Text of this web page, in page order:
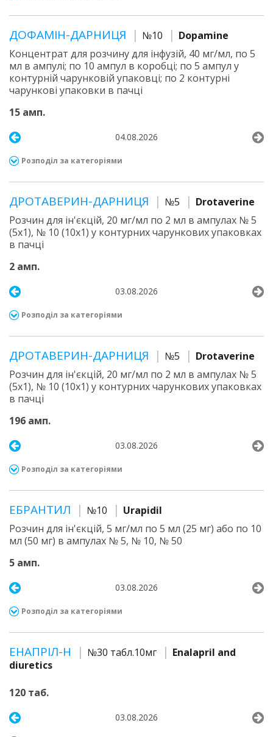
ДОФАМІН-ДАРНИЦЯ №10
Dopamine
Концентрат для розчину для інфузій, 40 мг/мл, по 5
мл в ампулі; по 10 ампул в коробці; по 5 ампул у
контурній чарунковій упаковці; по 2 контурні
чарункові упаковки в пачці
15 амп.
04.08.2026
Розподіл за категоріями
ДРОТАВЕРИН-ДАРНИЦЯ №5
Drotaverine
Розчин для ін'єкцій, 20 мг/мл по 2 мл в ампулах № 5
(5х1), № 10 (10х1) у контурних чарункових упаковках
в пачці
2 амп.
03.08.2026
Розподіл за категоріями
ДРОТАВЕРИН-ДАРНИЦЯ №5
Drotaverine
Розчин для ін'єкцій, 20 мг/мл по 2 мл в ампулах № 5
(5х1), № 10 (10х1) у контурних чарункових упаковках
в пачці
196 амп.
03.08.2026
Розподіл за категоріями
ЕБРАНТИЛ №10
Urapidil
Розчин для ін'єкцій, 5 мг/мл по 5 мл (25 мг) або по 10
мл (50 мг) в ампулах № 5, № 10, № 50
5 амп.
03.08.2026
Розподіл за категоріями
ЕНАПРІЛ-Н №30 табл.10мг
Enalapril and
diuretics
120 таб.
03.08.2026